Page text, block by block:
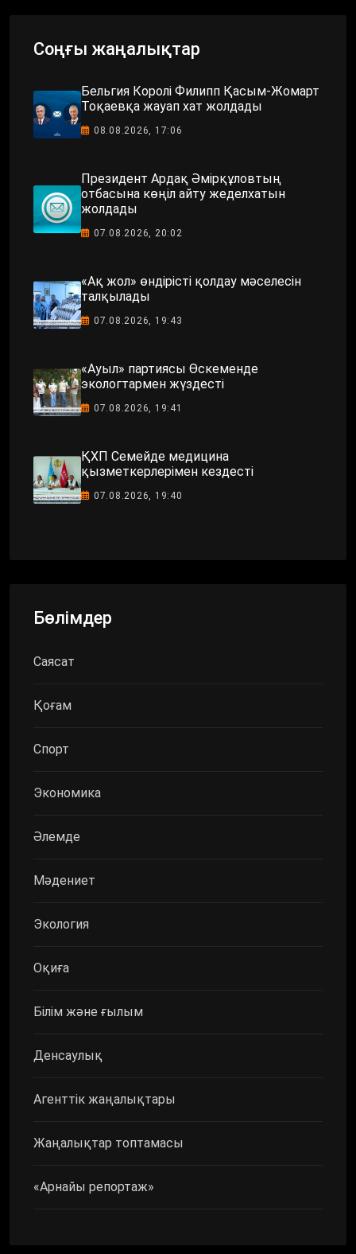
Соңғы жаңалықтар
Бельгия Королі Филипп Қасым-Жомарт
Тоқаевқа жауап хат жолдады
08.08.2026, 17:06
Президент Ардақ Әмірқұловтың
отбасына көңіл айту жеделхатын
жолдады
07.08.2026, 20:02
«Ақ жол» өндірісті қолдау мәселесін
талқылады
07.08.2026, 19:43
«Ауыл» партиясы Өскеменде
экологтармен жүздесті
07.08.2026, 19:41
ҚХП Семейде медицина
қызметкерлерімен кездесті
07.08.2026, 19:40
Бөлімдер
Саясат
Қоғам
Спорт
Экономика
Әлемде
Мәдениет
Экология
Оқиға
Білім және ғылым
Денсаулық
Агенттік жаңалықтары
Жаңалықтар топтамасы
«Арнайы репортаж»